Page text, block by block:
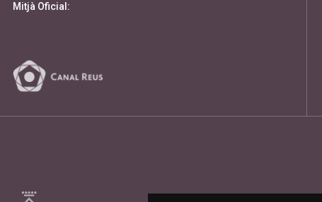
Mitjà Oficial: